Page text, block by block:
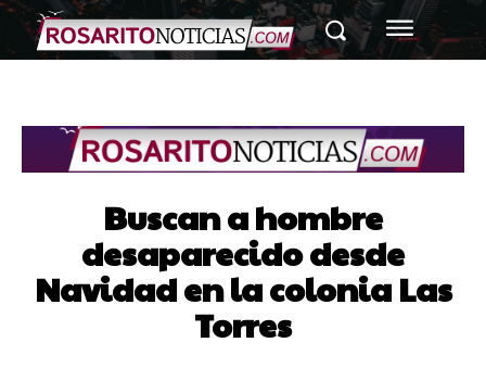
Buscan a hombre
desaparecido desde
Navidad en la colonia Las
Torres